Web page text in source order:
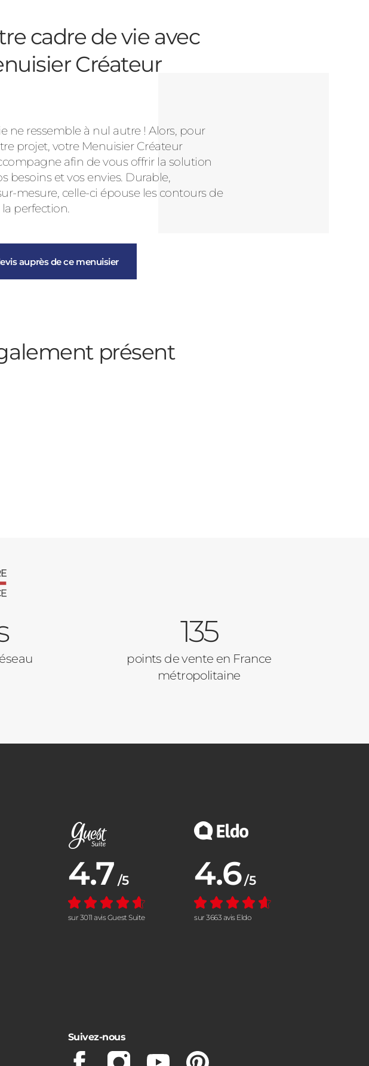
cadre de vie avec
Créateur
ne ressemble à nul autre ! Alors, pour
projet, votre Menuisier Créateur
afin de vous offrir la solution
besoins et vos envies. Durable,
mesure, celle-ci épouse les contours de
perfection.
auprès de ce menuisier
présent
135
points de vente en France
métropolitaine
Note moyenne :
4.7 /5
sur 3011 avis Guest Suite
Note moyenne :
4.6 /5
sur 3663 avis Eldo
Suivez-nous